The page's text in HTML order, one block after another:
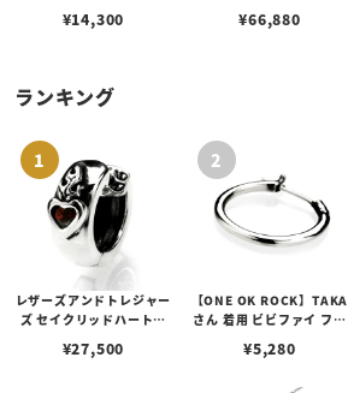
¥14,300 ¥66,880
ランキング
レザーズアンドトレジャー
ズ セイクリッドハートピ
¥27,500
【ONE OK ROCK】TAKA
さん 着用 ビビファイ フー
¥5,280